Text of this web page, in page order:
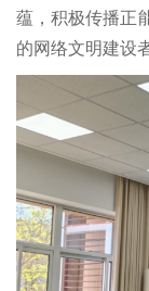
蕴，积极传播正
的网络文明建设